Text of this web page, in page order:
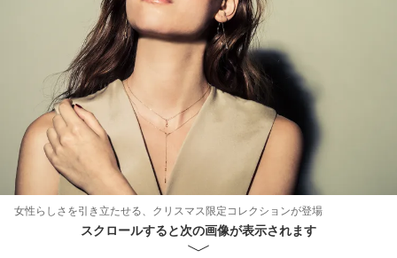
女性らしさを引き立たせる、クリスマス限定コレクションが登場
スクロールすると次の画像が表示されます